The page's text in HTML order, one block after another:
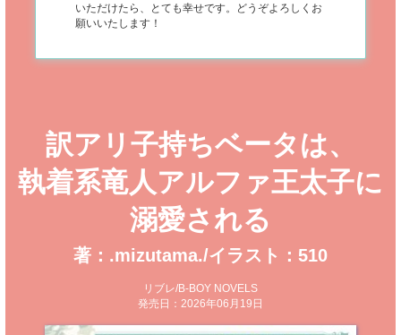
いただけたら、とても幸せです。どうぞよろしくお
願いいたします！
訳アリ子持ちベータは、
執着系竜人アルファ王太子に
溺愛される
著：.mizutama./イラスト：510
リブレ/B-BOY NOVELS
発売日：2026年06月19日